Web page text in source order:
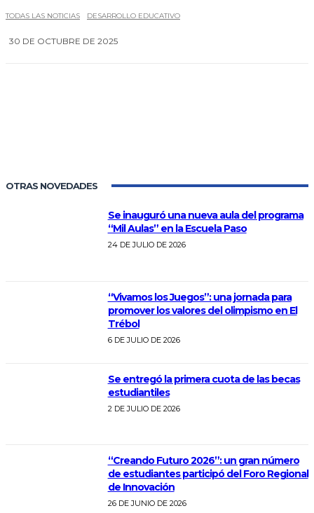
TODAS LAS NOTICIAS DESARROLLO EDUCATIVO
30 DE OCTUBRE DE 2025
OTRAS NOVEDADES
Se inauguró una nueva aula del programa
“Mil Aulas” en la Escuela Paso
24 DE JULIO DE 2026
“Vivamos los Juegos”: una jornada para
promover los valores del olimpismo en El
Trébol
6 DE JULIO DE 2026
Se entregó la primera cuota de las becas
estudiantiles
2 DE JULIO DE 2026
“Creando Futuro 2026”: un gran número
de estudiantes participó del Foro Regional
de Innovación
26 DE JUNIO DE 2026